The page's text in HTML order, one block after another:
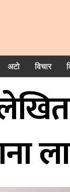
अटो विचार